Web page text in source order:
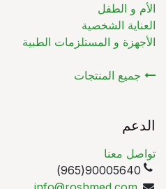
الأم و الطفل
العناية الشخصية
الأجهزة و المستلزمات الطبية
جميع المنتجات
الدعم
تواصل معنا
90005640(965)